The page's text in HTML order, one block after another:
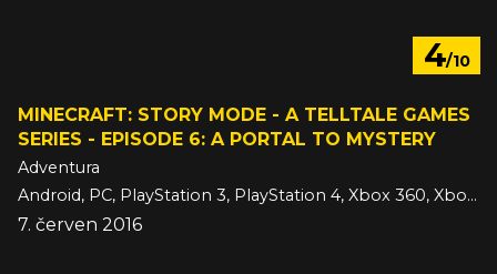
4/10
MINECRAFT: STORY MODE - A TELLTALE GAMES
SERIES - EPISODE 6: A PORTAL TO MYSTERY
Adventura
Android, PC, PlayStation 3, PlayStation 4, Xbox 360, Xbox One, iOS
7. červen 2016